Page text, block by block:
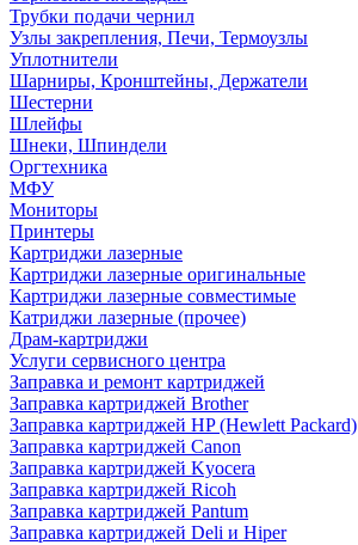
Трубки подачи чернил
Узлы закрепления, Печи, Термоузлы
Уплотнители
Шарниры, Кронштейны, Держатели
Шестерни
Шлейфы
Шнеки, Шпиндели
Оргтехника
МФУ
Мониторы
Принтеры
Картриджи лазерные
Картриджи лазерные оригинальные
Картриджи лазерные совместимые
Катриджи лазерные (прочее)
Драм-картриджи
Услуги сервисного центра
Заправка и ремонт картриджей
Заправка картриджей Brother
Заправка картриджей HP (Hewlett Packard)
Заправка картриджей Canon
Заправка картриджей Kyocera
Заправка картриджей Ricoh
Заправка картриджей Pantum
Заправка картриджей Deli и Hiper